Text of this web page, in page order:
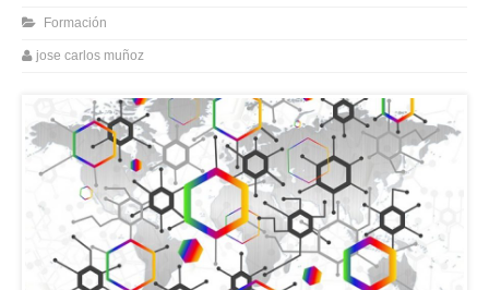
Formación
jose carlos muñoz